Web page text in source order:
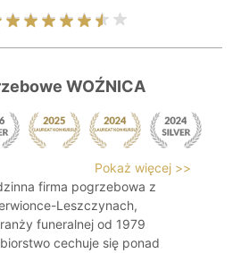
WOŹNICA
Pokaż więcej >>
firma pogrzebowa z
Leszczynach,
funeralnej od 1979
cechuje się ponad